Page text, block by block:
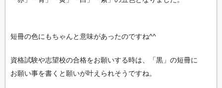
短冊の色にもちゃんと意味があったのですね^^
資格試験や志望校の合格をお願いする時は、「黒」の短冊に
お願い事を書くと願いが叶えられそうですね。